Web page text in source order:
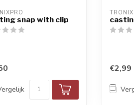
snap with clip
€2,99